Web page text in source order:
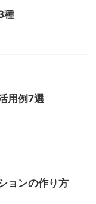
種
用例7選
ョンの作り方